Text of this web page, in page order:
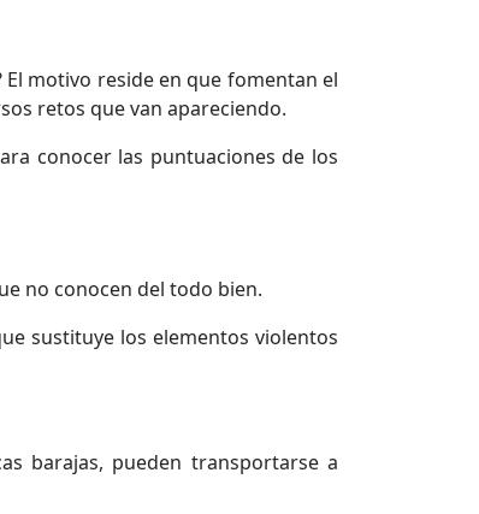
El motivo reside en que fomentan el
retos que van apareciendo.
conocer las puntuaciones de los
no conocen del todo bien.
sustituye los elementos violentos
barajas, pueden transportarse a